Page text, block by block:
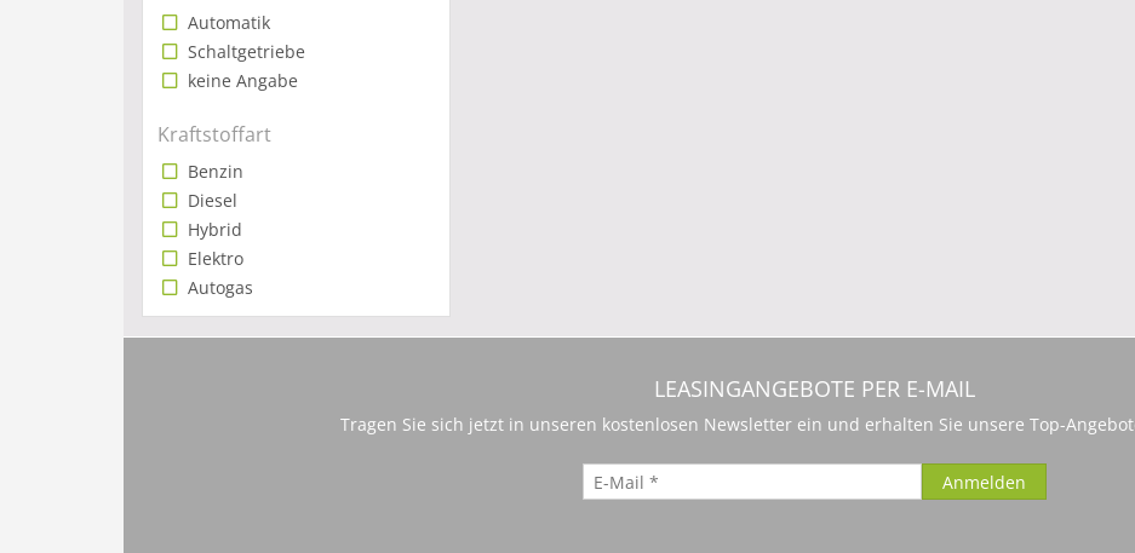
Automatik
Schaltgetriebe
keine Angabe
Kraftstoffart
Benzin
Diesel
Hybrid
Elektro
Autogas
LEASINGANGEBOTE PER E-MAIL
Tragen Sie sich jetzt in unseren kostenlosen Newsletter ein und erhalten Sie unsere Top-